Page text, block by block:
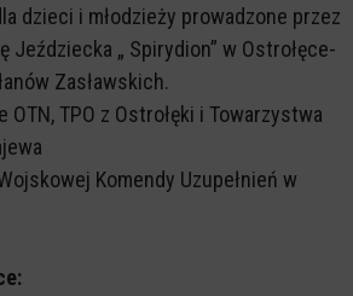
dzieci i młodzieży prowadzone przez
Jeździecka „ Spirydion” w Ostrołęce-
Zasławskich.
TPO z Ostrołęki i Towarzystwa
Komendy Uzupełnień w